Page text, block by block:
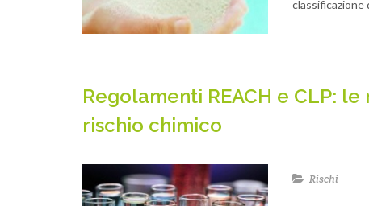
classificazione
Regolamenti REACH e CLP:
rischio chimico
Rischi